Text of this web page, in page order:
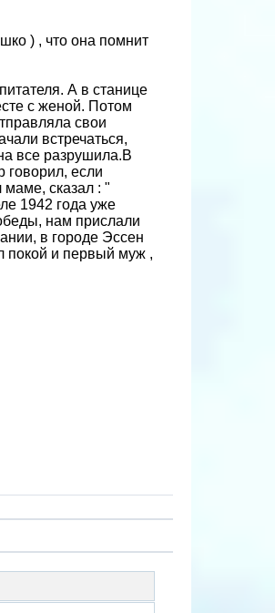
) , что она помнит
А в станице
с женой. Потом
свои
встречаться,
все разрушила.В
говорил, если
сказал : "
1942 года уже
нам прислали
в городе Эссен
покой и первый муж ,